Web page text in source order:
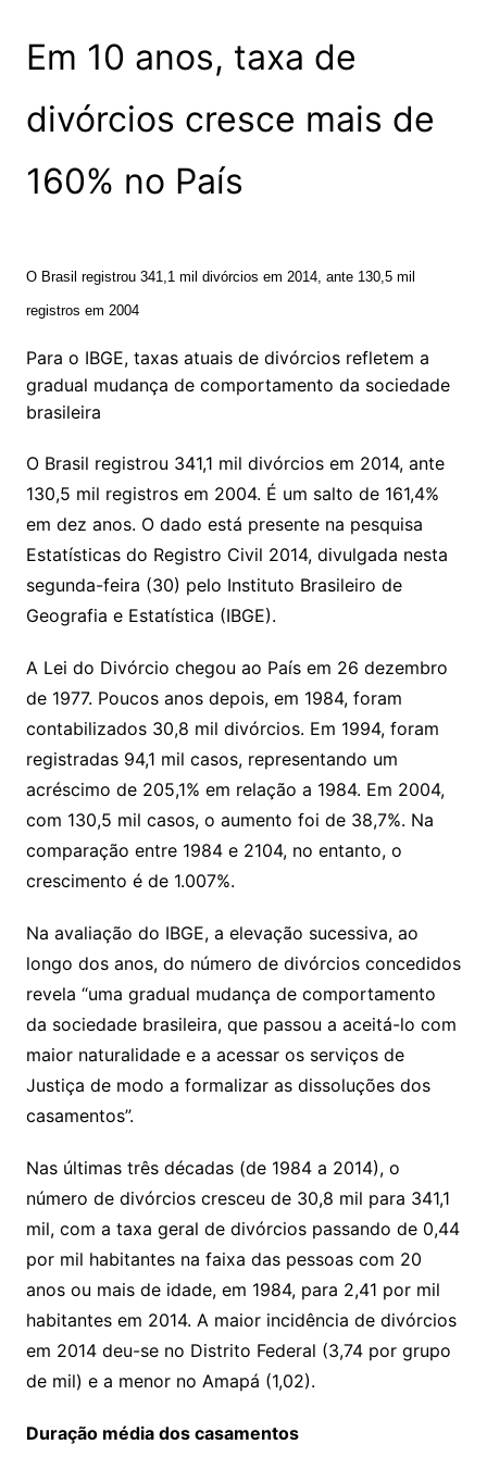
Em 10 anos, taxa de
divórcios cresce mais de
160% no País
O Brasil registrou 341,1 mil divórcios em 2014, ante 130,5 mil
registros em 2004
Para o IBGE, taxas atuais de divórcios refletem a
gradual mudança de comportamento da sociedade
brasileira
O Brasil registrou 341,1 mil divórcios em 2014, ante
130,5 mil registros em 2004. É um salto de 161,4%
em dez anos. O dado está presente na pesquisa
Estatísticas do Registro Civil 2014, divulgada nesta
segunda-feira (30) pelo Instituto Brasileiro de
Geografia e Estatística (IBGE).
A Lei do Divórcio chegou ao País em 26 dezembro
de 1977. Poucos anos depois, em 1984, foram
contabilizados 30,8 mil divórcios. Em 1994, foram
registradas 94,1 mil casos, representando um
acréscimo de 205,1% em relação a 1984. Em 2004,
com 130,5 mil casos, o aumento foi de 38,7%. Na
comparação entre 1984 e 2104, no entanto, o
crescimento é de 1.007%.
Na avaliação do IBGE, a elevação sucessiva, ao
longo dos anos, do número de divórcios concedidos
revela “uma gradual mudança de comportamento
da sociedade brasileira, que passou a aceitá-lo com
maior naturalidade e a acessar os serviços de
Justiça de modo a formalizar as dissoluções dos
casamentos”.
Nas últimas três décadas (de 1984 a 2014), o
número de divórcios cresceu de 30,8 mil para 341,1
mil, com a taxa geral de divórcios passando de 0,44
por mil habitantes na faixa das pessoas com 20
anos ou mais de idade, em 1984, para 2,41 por mil
habitantes em 2014. A maior incidência de divórcios
em 2014 deu-se no Distrito Federal (3,74 por grupo
de mil) e a menor no Amapá (1,02).
Duração média dos casamentos